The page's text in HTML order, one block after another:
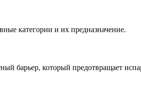
категории и их предназначение.
барьер, который предотвращает